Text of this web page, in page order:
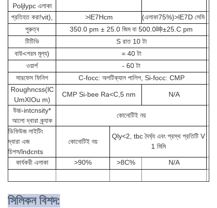
Poljlypc এলাকা
প্রতিহত করা!vit), >lE7Hcm (এলাকা75%)>lE7D সেমি
পুরুত্ব
350.0 pm ± 25.0 জিম বা 500.0呻±25.C pm
টিটিভি
S রাত 10 টা
বাউ<পরম মূল্য)
= 40 টা
ওয়ার্প
- 60 টা
সারফেস ফিনিশ
C-focc: অপটিক্যাল পালিশ, Si-focc: CMP
Roughncss(lC
UmXIOu m)
CMP Si-bee Ra<C,5 nm N/A
উচ্চ-intcnsity*
আলো দ্বারা ক্র্যাক
কোনোটিই নয়
ডিফিউজ লাইটিং
দ্বারা এজ
চিপস/lndcnts
কোনোটিই নয়
Qly<2, tbc দৈর্ঘ্য এবং প্রস্থ প্রতিটি V
1 মিমি
কার্যকরী এলাকা >90% >8C% N/A
সিলিকন বিশদ: